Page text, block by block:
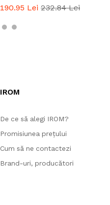
190.95 Lei 232.84 Lei
IROM
De ce să alegi IROM?
Promisiunea prețului
Cum să ne contactezi
Brand-uri, producători